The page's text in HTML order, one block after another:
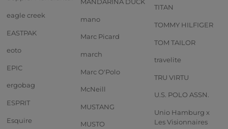
eagle creek
EASTPAK
eoto
EPIC
ergobag
ESPRIT
Esquire
MANDARINA DUCK
mano
Marc Picard
march
Marc O'Polo
McNeill
MUSTANG
MUSTO
TITAN
TOMMY HILFIGER
TOM TAILOR
travelite
TRU VIRTU
U.S. POLO ASSN.
Unio Hamburg x
Les Visionnaires